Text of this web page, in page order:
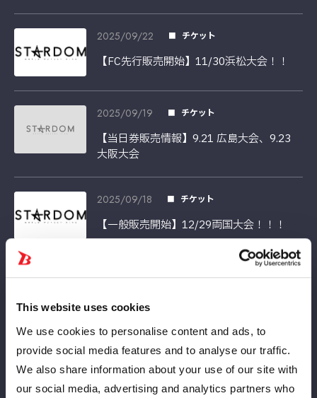
This website uses cookies
We use cookies to personalise content and ads, to
provide social media features and to analyse our traffic.
We also share information about your use of our site with
our social media, advertising and analytics partners who
2025/09/22 チケット
【FC先行販売開始】11/30浜松大会！！
2025/09/19 チケット
【当日券販売情報】9.21 広島大会、9.23
大阪大会
2025/09/18 チケット
【一般販売開始】12/29両国大会！！！
2025/09/17 チケット
【本日より一般発売開始！】10.27 後楽園
2025/09/13
【本日一般販売開始】新宿大会！